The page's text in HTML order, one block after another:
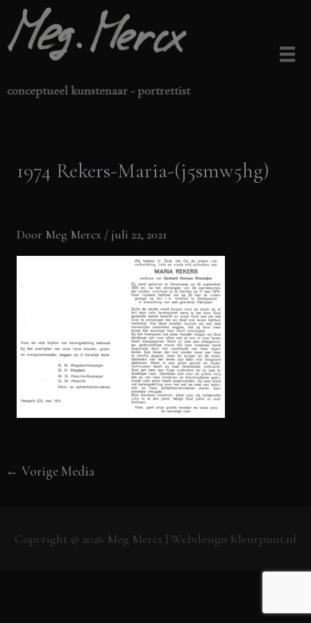
naar
de
conceptueel kunstenaar - portrettist
1974 Rekers-Maria-(j5smw5hg)
Door Meg Mercx / juli 22, 2021
← Vorige Media
Copyright © 2026 Meg Mercx | Webdesign Kleurpunt.nl